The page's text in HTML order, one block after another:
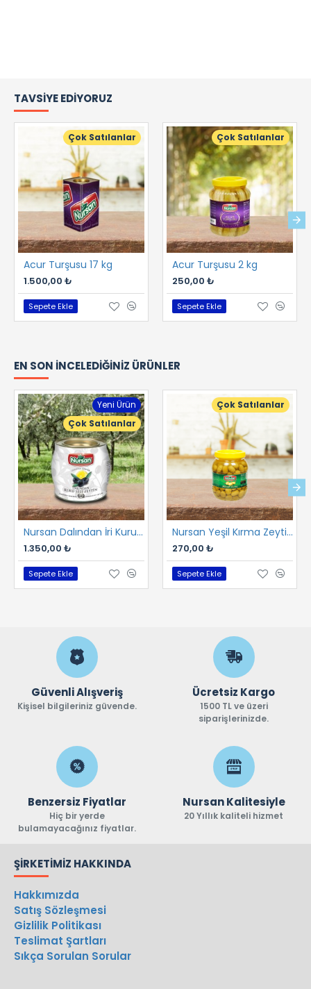
TAVSIYE EDIYORUZ
Çok Satılanlar
Acur Turşusu 17 kg
1.500,00 ₺
Sepete Ekle
Çok Satılanlar
Acur Turşusu 2 kg
250,00 ₺
Sepete Ekle
EN SON İNCELEDIĞINIZ ÜRÜNLER
Yeni Ürün
Çok Satılanlar
Nursan Dalından İri Kuru Gemlik Sele 2 kg
1.350,00 ₺
Sepete Ekle
Çok Satılanlar
Nursan Yeşil Kırma Zeytin 1 kg
270,00 ₺
Sepete Ekle
Güvenli Alışveriş
Kişisel bilgileriniz güvende.
Ücretsiz Kargo
1500 TL ve üzeri
siparişlerinizde.
Benzersiz Fiyatlar
Hiç bir yerde
bulamayacağınız fiyatlar.
Nursan Kalitesiyle
20 Yıllık kaliteli hizmet
ŞIRKETIMIZ HAKKINDA
Hakkımızda
Satış Sözleşmesi
Gizlilik Politikası
Teslimat Şartları
Sıkça Sorulan Sorular